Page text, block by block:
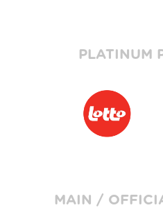
PLATINUM
MAIN /